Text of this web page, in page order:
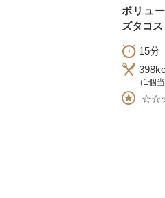
ボリュ
ズタコス
15分
（1個